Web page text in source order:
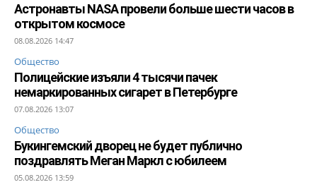
Астронавты NASA провели больше шести часов в
открытом космосе
08.08.2026 14:47
Общество
Полицейские изъяли 4 тысячи пачек
немаркированных сигарет в Петербурге
07.08.2026 13:07
Общество
Букингемский дворец не будет публично
поздравлять Меган Маркл с юбилеем
05.08.2026 13:59